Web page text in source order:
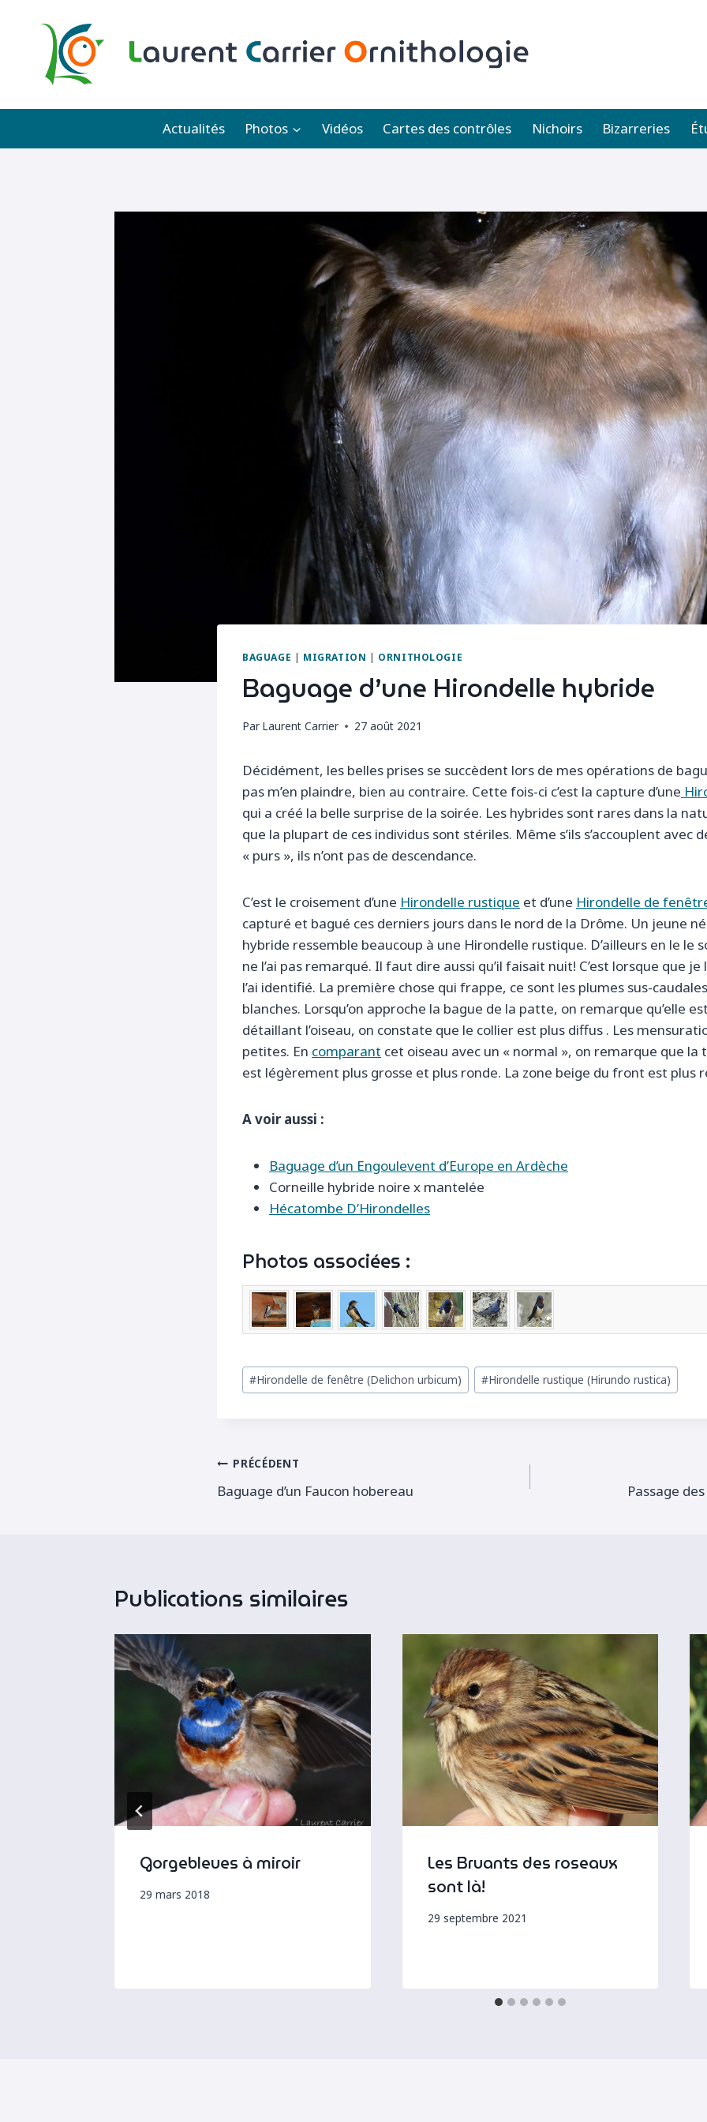
Actualités Photos Vidéos Cartes des contrôles Nichoirs Bizarreries
BAGUAGE | MIGRATION | ORNITHOLOGIE
Baguage d’une Hirondelle hybride
Par Laurent Carrier 27 août 2021
Décidément, les belles prises se succèdent lors de mes opérations de
pas m’en plaindre, bien au contraire. Cette fois-ci c’est la capture d’une
qui a créé la belle surprise de la soirée. Les hybrides sont rares dans la
que la plupart de ces individus sont stériles. Même s’ils s’accouplent avec
« purs », ils n’ont pas de descendance.
C’est le croisement d’une Hirondelle rustique et d’une Hirondelle de
capturé et bagué ces derniers jours dans le nord de la Drôme. Un jeune
hybride ressemble beaucoup à une Hirondelle rustique. D’ailleurs en le le
ne l’ai pas remarqué. Il faut dire aussi qu’il faisait nuit! C’est lorsque que je
l’ai identifié. La première chose qui frappe, ce sont les plumes sus-
blanches. Lorsqu’on approche la bague de la patte, on remarque qu’elle
détaillant l’oiseau, on constate que le collier est plus diffus . Les
petites. En comparant cet oiseau avec un « normal », on remarque que la
est légèrement plus grosse et plus ronde. La zone beige du front est plus
A voir aussi :
Baguage d’un Engoulevent d’Europe en Ardèche
Corneille hybride noire x mantelée
Hécatombe D’Hirondelles
Photos associées :
Étiquettes
de
#Hirondelle de fenêtre (Delichon urbicum) #Hirondelle rustique (Hirundo rustica)
Navigation
de
PRÉCÉDENT
Baguage d’un Faucon hobereau Passage
Publications similaires
Gorgebleues à miroir
29 mars 2018
Les Bruants des roseaux
sont là!
29 septembre 2021